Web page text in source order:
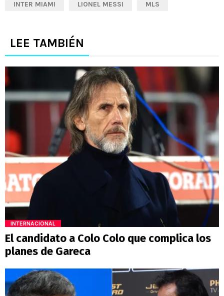
INTER MIAMI LIONEL MESSI MLS
LEE TAMBIÉN
INTERNACIONAL
El candidato a Colo Colo que complica los
planes de Gareca